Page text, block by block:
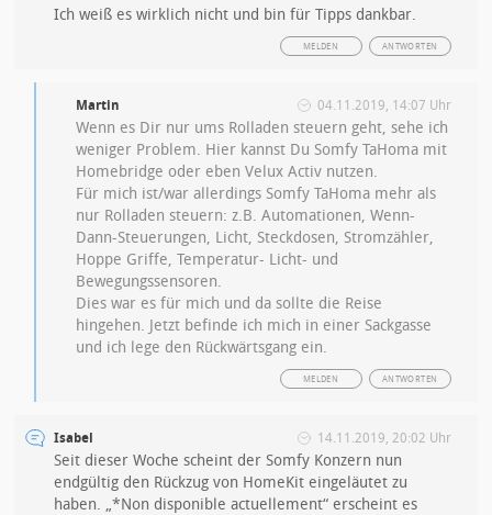
Ich weiß es wirklich nicht und bin für Tipps dankbar.
ANTWORTEN
MELDEN
Martin 04.11.2019, 14:07 Uhr
Wenn es Dir nur ums Rolladen steuern geht, sehe ich
weniger Problem. Hier kannst Du Somfy TaHoma mit
Homebridge oder eben Velux Activ nutzen.
Für mich ist/war allerdings Somfy TaHoma mehr als
nur Rolladen steuern: z.B. Automationen, Wenn-
Dann-Steuerungen, Licht, Steckdosen, Stromzähler,
Hoppe Griffe, Temperatur- Licht- und
Bewegungssensoren.
Dies war es für mich und da sollte die Reise
hingehen. Jetzt befinde ich mich in einer Sackgasse
und ich lege den Rückwärtsgang ein.
ANTWORTEN
MELDEN
Isabel 14.11.2019, 20:02 Uhr
Seit dieser Woche scheint der Somfy Konzern nun
endgültig den Rückzug von HomeKit eingeläutet zu
haben. „*Non disponible actuellement“ erscheint es